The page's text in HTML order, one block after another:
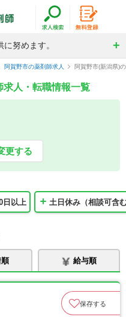
努めます。
阿賀野市の薬剤師求人 阿賀野市(新潟県)
求人・転職情報一覧
更する
日以上 土日休み（相談可含
給与順
保存する